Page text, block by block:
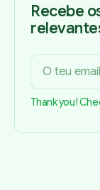
Recebe
Thank you!